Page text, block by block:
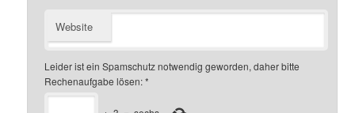
Website
Leider ist ein Spamschutz notwendig geworden, daher bitte
Rechenaufgabe lösen:*